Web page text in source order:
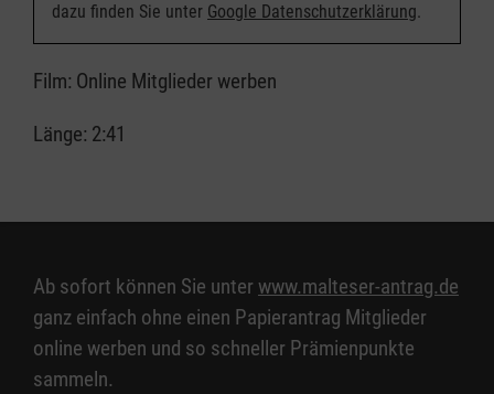
dazu finden Sie unter Google Datenschutzerklärung.
Film: Online Mitglieder werben
Länge: 2:41
Ab sofort können Sie unter www.malteser-antrag.de
ganz einfach ohne einen Papierantrag Mitglieder
online werben und so schneller Prämienpunkte
sammeln.